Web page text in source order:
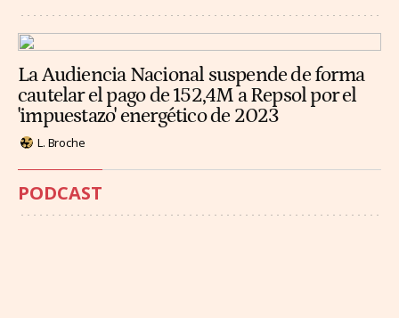
La Audiencia Nacional suspende de forma
cautelar el pago de 152,4M a Repsol por el
'impuestazo' energético de 2023
L. Broche
PODCAST